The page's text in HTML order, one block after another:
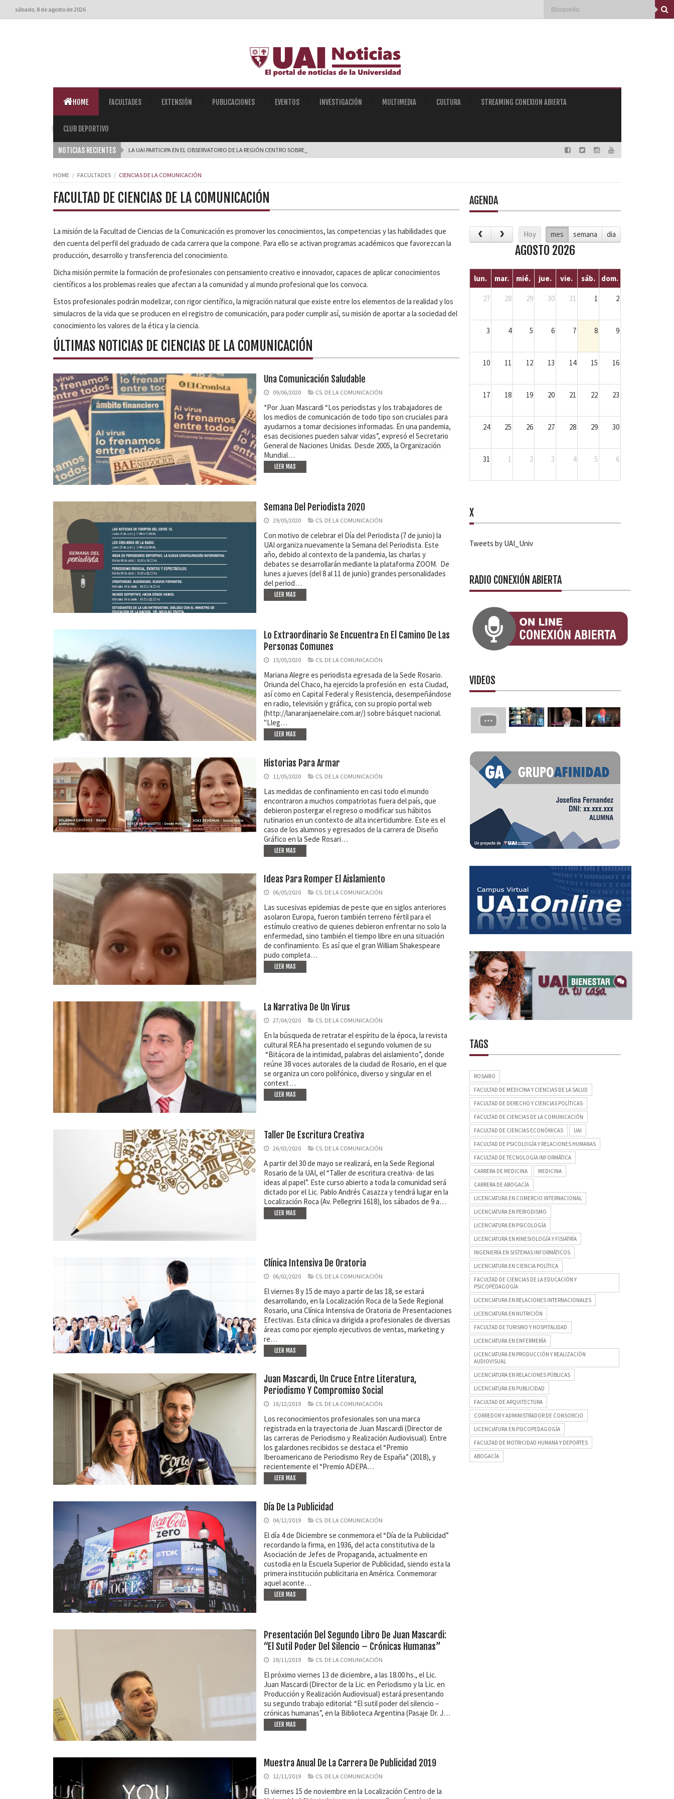
sábado, 8 de agosto de 2026
HOME FACULTADES EXTENSIÓN PUBLICACIONES EVENTOS INVESTIGACIÓN MULTIMEDIA CULTURA STREAMING CONEXION ABIERTA
CLUB DEPORTIVO
NOTICIAS RECIENTES LA UAI PARTICIPA EN EL OBSERVATORIO DE LA REGIÓN CENTRO SOBRE INTELIGENCIA ART |
HOME FACULTADES CIENCIAS DE LA COMUNICACIÓN
FACULTAD DE CIENCIAS DE LA COMUNICACIÓN
La misión de la Facultad de Ciencias de la Comunicación es promover los conocimientos, las competencias y las habilidades que
den cuenta del perfil del graduado de cada carrera que la compone. Para ello se activan programas académicos que favorezcan la
producción, desarrollo y transferencia del conocimiento.
Dicha misión permite la formación de profesionales con pensamiento creativo e innovador, capaces de aplicar conocimientos
científicos a los problemas reales que afectan a la comunidad y al mundo profesional que los convoca.
Estos profesionales podrán modelizar, con rigor científico, la migración natural que existe entre los elementos de la realidad y los
simulacros de la vida que se producen en el registro de comunicación, para poder cumplir así, su misión de aportar a la sociedad del
conocimiento los valores de la ética y la ciencia.
ÚLTIMAS NOTICIAS DE CIENCIAS DE LA COMUNICACIÓN
Una Comunicación Saludable
09/06/2020 CS. DE LA COMUNICACIÓN
*Por Juan Mascardi “Los periodistas y los trabajadores de
los medios de comunicación de todo tipo son cruciales para
ayudarnos a tomar decisiones informadas. En una pandemia,
esas decisiones pueden salvar vidas”, expresó el Secretario
General de Naciones Unidas. Desde 2005, la Organización
Mundial…
LEER MAS
Semana Del Periodista 2020
29/05/2020 CS. DE LA COMUNICACIÓN
Con motivo de celebrar el Día del Periodista (7 de junio) la
UAI organiza nuevamente la Semana del Periodista. Este
año, debido al contexto de la pandemia, las charlas y
debates se desarrollarán mediante la plataforma ZOOM. De
lunes a jueves (del 8 al 11 de junio) grandes personalidades
del period…
LEER MAS
Lo Extraordinario Se Encuentra En El Camino De Las
Personas Comunes
15/05/2020 CS. DE LA COMUNICACIÓN
Mariana Alegre es periodista egresada de la Sede Rosario.
Oriunda del Chaco, ha ejercido la profesión en esta Ciudad,
así como en Capital Federal y Resistencia, desempeñándose
en radio, televisión y gráfica, con su propio portal web
(http://lanaranjaenelaire.com.ar/) sobre básquet nacional.
"Lleg…
LEER MAS
Historias Para Armar
11/05/2020 CS. DE LA COMUNICACIÓN
Las medidas de confinamiento en casi todo el mundo
encontraron a muchos compatriotas fuera del país, que
debieron postergar el regreso o modificar sus hábitos
rutinarios en un contexto de alta incertidumbre. Este es el
caso de los alumnos y egresados de la carrera de Diseño
Gráfico en la Sede Rosari…
LEER MAS
Ideas Para Romper El Aislamiento
06/05/2020 CS. DE LA COMUNICACIÓN
Las sucesivas epidemias de peste que en siglos anteriores
asolaron Europa, fueron también terreno fértil para el
estímulo creativo de quienes debieron enfrentar no solo la
enfermedad, sino también el tiempo libre en una situación
de confinamiento. Es así que el gran William Shakespeare
pudo completa…
LEER MAS
La Narrativa De Un Virus
27/04/2020 CS. DE LA COMUNICACIÓN
En la búsqueda de retratar el espíritu de la época, la revista
cultural REA ha presentado el segundo volumen de su
“Bitácora de la intimidad, palabras del aislamiento”, donde
reúne 38 voces autorales de la ciudad de Rosario, en el que
se organiza un coro polifónico, diverso y singular en el
context…
LEER MAS
Taller De Escritura Creativa
26/03/2020 CS. DE LA COMUNICACIÓN
A partir del 30 de mayo se realizará, en la Sede Regional
Rosario de la UAI, el “Taller de escritura creativa- de las
ideas al papel”. Este curso abierto a toda la comunidad será
dictado por el Lic. Pablo Andrés Casazza y tendrá lugar en la
Localización Roca (Av. Pellegrini 1618), los sábados de 9 a…
LEER MAS
Clínica Intensiva De Oratoria
06/02/2020 CS. DE LA COMUNICACIÓN
El viernes 8 y 15 de mayo a partir de las 18, se estará
desarrollando, en la Localización Roca de la Sede Regional
Rosario, una Clínica Intensiva de Oratoria de Presentaciones
Efectivas. Esta clínica va dirigida a profesionales de diversas
áreas como por ejemplo ejecutivos de ventas, marketing y
re…
LEER MAS
Juan Mascardi, Un Cruce Entre Literatura,
Periodismo Y Compromiso Social
16/12/2019 CS. DE LA COMUNICACIÓN
Los reconocimientos profesionales son una marca
registrada en la trayectoria de Juan Mascardi (Director de
las carreras de Periodismo y Realización Audiovisual). Entre
los galardones recibidos se destaca el “Premio
Iberoamericano de Periodismo Rey de España” (2018), y
recientemente el “Premio ADEPA…
LEER MAS
Día De La Publicidad
04/12/2019 CS. DE LA COMUNICACIÓN
El día 4 de Diciembre se conmemora el “Día de la Publicidad”
recordando la firma, en 1936, del acta constitutiva de la
Asociación de Jefes de Propaganda, actualmente en
custodia en la Escuela Superior de Publicidad, siendo esta la
primera institución publicitaria en América. Conmemorar
aquel aconte…
LEER MAS
Presentación Del Segundo Libro De Juan Mascardi:
“El Sutil Poder Del Silencio – Crónicas Humanas”
28/11/2019 CS. DE LA COMUNICACIÓN
El próximo viernes 13 de diciembre, a las 18.00 hs., el Lic.
Juan Mascardi (Director de la Lic. en Periodismo y la Lic. en
Producción y Realización Audiovisual) estará presentando
su segundo trabajo editorial: “El sutil poder del silencio –
crónicas humanas”, en la Biblioteca Argentina (Pasaje Dr. J…
LEER MAS
Muestra Anual De La Carrera De Publicidad 2019
12/11/2019 CS. DE LA COMUNICACIÓN
El viernes 15 de noviembre en la Localización Centro de la
AGENDA
Hoy mes semana dia
AGOSTO 2026
lun. mar. mié. jue. vie. sáb. dom.
27 28 29 30 31 1 2
3 4 5 6 7 8 9
10 11 12 13 14 15 16
17 18 19 20 21 22 23
24 25 26 27 28 29 30
31 1 2 3 4 5 6
X
Tweets by UAI_Univ
RADIO CONEXIÓN ABIERTA
VIDEOS
TAGS
ROSARIO
FACULTAD DE MEDICINA Y CIENCIAS DE LA SALUD
FACULTAD DE DERECHO Y CIENCIAS POLÍTICAS
FACULTAD DE CIENCIAS DE LA COMUNICACIÓN
FACULTAD DE CIENCIAS ECONÓMICAS
UAI
FACULTAD DE PSICOLOGÍA Y RELACIONES HUMANAS
FACULTAD DE TECNOLOGÍA INFORMÁTICA
CARRERA DE MEDICINA
MEDICINA
CARRERA DE ABOGACÍA
LICENCIATURA EN COMERCIO INTERNACIONAL
LICENCIATURA EN PERIODISMO
LICENCIATURA EN PSICOLOGÍA
LICENCIATURA EN KINESIOLOGÍA Y FISIATRÍA
INGENIERÍA EN SISTEMAS INFORMÁTICOS
LICENCIATURA EN CIENCIA POLÍTICA
FACULTAD DE CIENCIAS DE LA EDUCACIÓN Y
PSICOPEDAGOGÍA
LICENCIATURA EN RELACIONES INTERNACIONALES
LICENCIATURA EN NUTRICIÓN
FACULTAD DE TURISMO Y HOSPITALIDAD
LICENCIATURA EN ENFERMERÍA
LICENCIATURA EN PRODUCCIÓN Y REALIZACIÓN
AUDIOVISUAL
LICENCIATURA EN RELACIONES PÚBLICAS
LICENCIATURA EN PUBLICIDAD
FACULTAD DE ARQUITECTURA
CORREDOR Y ADMINISTRADOR DE CONSORCIO
LICENCIATURA EN PSICOPEDAGOGÍA
FACULTAD DE MOTRICIDAD HUMANA Y DEPORTES
ABOGACÍA